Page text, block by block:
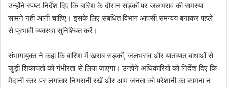
उन्होंने स्पष्ट निर्देश दिए कि बारिश के दौरान सड़कों पर जलभराव की समस्या
सामने नहीं आनी चाहिए। इसके लिए संबंधित विभाग आपसी समन्वय बनाकर पहले
से प्रभावी व्यवस्था सुनिश्चित करें।
संभागायुक्त ने कहा कि बारिश में खराब सड़कों, जलभराव और यातायात बाधाओं से
जुड़ी शिकायतों को गंभीरता से लिया जाएगा। उन्होंने अधिकारियों को निर्देश दिए कि
मैदानी स्तर पर लगातार निगरानी रखें और आम जनता को परेशानी का सामना न